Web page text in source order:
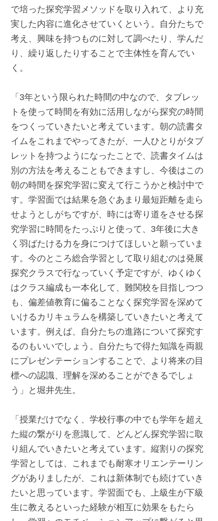
で培った探究学習メソッドを取り入れて、より充
実した内容に進化させていくという。自分たちで
考え、興味を持つものに対して調べたり、学んだ
り、繰り返したりすることで主体性を育んでい
く。
「3年という限られた時間の中なので、タブレッ
トを使って時間を有効に活用しながら探究の時間
をつくっていきたいと考えています。朝の読書タ
イムをこれまでやってきたが、一人ひとりがタブ
レットを持つようになったことで、読書タイムは
別の方法を考えることもできますし、今後はこの
朝の時間を探究学習に変えて行こうかと検討中で
す。学習面では結果を急ぐあまり最短距離を走ら
せようとしがちですが、時には寄り道をさせる探
究学習に時間をたっぷりと使って、3年後に大き
く羽ばたける力を身につけてほしいと願っていま
す。今のところ総合学習として取り組むのは発展
探究クラスで行なっていく予定ですが、ゆくゆく
はクラス編成も一本化して、難関校を目指しつつ
も、偏差値教育に偏ることなく探究学習を深めて
いけるカリキュラムを構築していきたいと考えて
います。例えば、自分たちの進路について探究す
るのもいいでしょう。自分たちで得た知識を両親
にプレゼンテーションすることで、より将来の目
標への認識、理解を深めることができるでしょ
う」と堀井先生。
「授業だけでなく、学校行事の中でも学年を超え
た縦の繋がりを意識して、どんどん探究学習に取
り組んでいきたいと考えています。縦割りの探究
学習としては、これまでも耐寒オリエンテーリン
グがありましたが、これは新体制でも続けていき
たいと思っています。学習面でも、上級生が下級
生に教えるといった経験が相互に効果をもたら